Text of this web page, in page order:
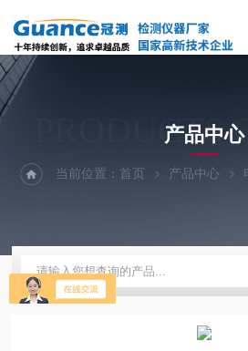
PRODUCTS
产品中心
当前位置：首页 产品中心